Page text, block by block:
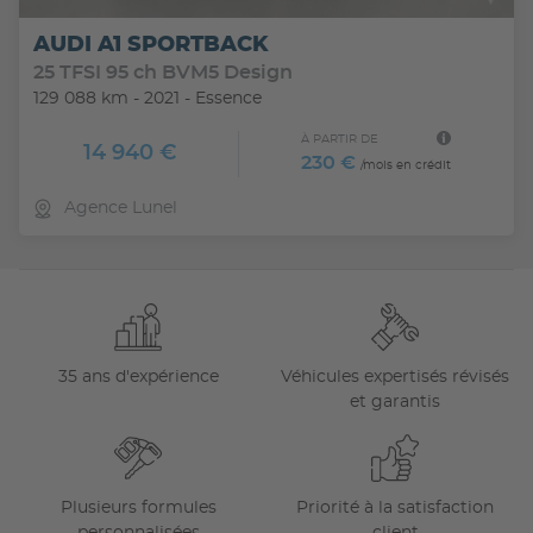
Systeme de fixation isofix aux 3 places laterales
AR rang 2
Vitres de custodes AR pivotantes
Volant et pommeau de vitesse soft feel
AUDI A1 SPORTBACK
25 TFSI 95 ch BVM5 Design
129 088 km - 2021 - Essence
14 940 €
À PARTIR DE
230 € /mois en crédit
Agence Lunel
35 ans d'expérience
Véhicules expertisés révisés
et garantis
Plusieurs formules
Priorité à la satisfaction